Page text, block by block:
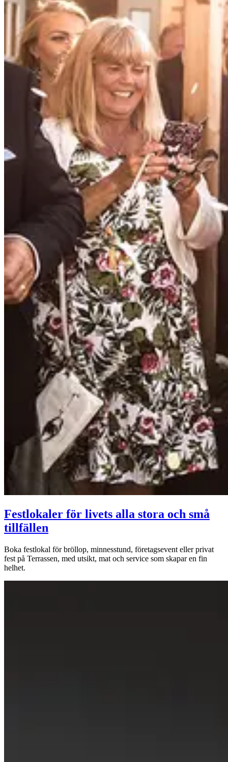
Festlokaler för livets alla stora och små
tillfällen
Boka festlokal för bröllop, minnesstund, företagsevent eller privat
fest på Terrassen, med utsikt, mat och service som skapar en fin
helhet.